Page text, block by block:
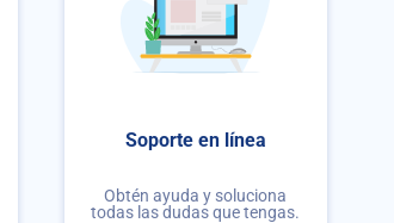
Soporte en línea
Obtén ayuda y soluciona
todas las dudas que tengas.